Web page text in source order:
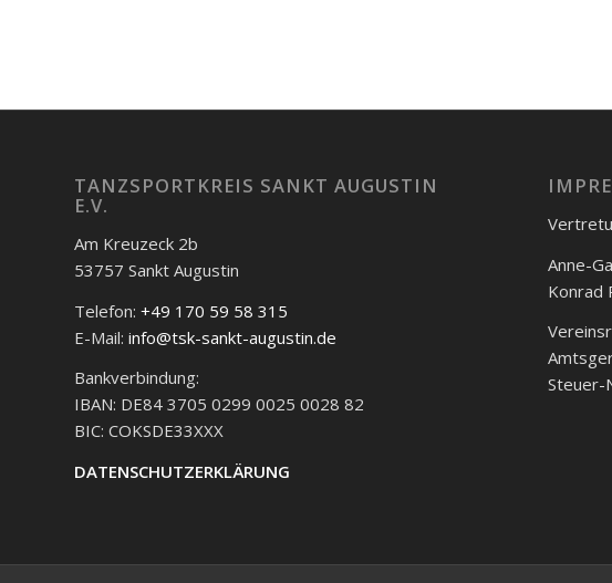
TANZSPORTKREIS SANKT AUGUSTIN
E.V.
Am Kreuzeck 2b
53757 Sankt Augustin
Telefon: +49 170 59 58 315
E-Mail: info@tsk-sankt-augustin.de
Bankverbindung:
IBAN: DE84 3705 0299 0025 0028 82
BIC: COKSDE33XXX
DATENSCHUTZERKLÄRUNG
Anne-
Konrad
Steuer-